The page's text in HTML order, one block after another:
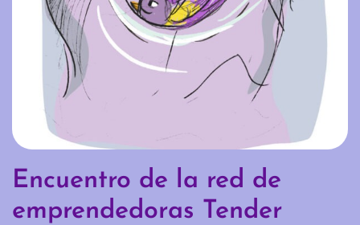
Encuentro de la red de
emprendedoras Tender